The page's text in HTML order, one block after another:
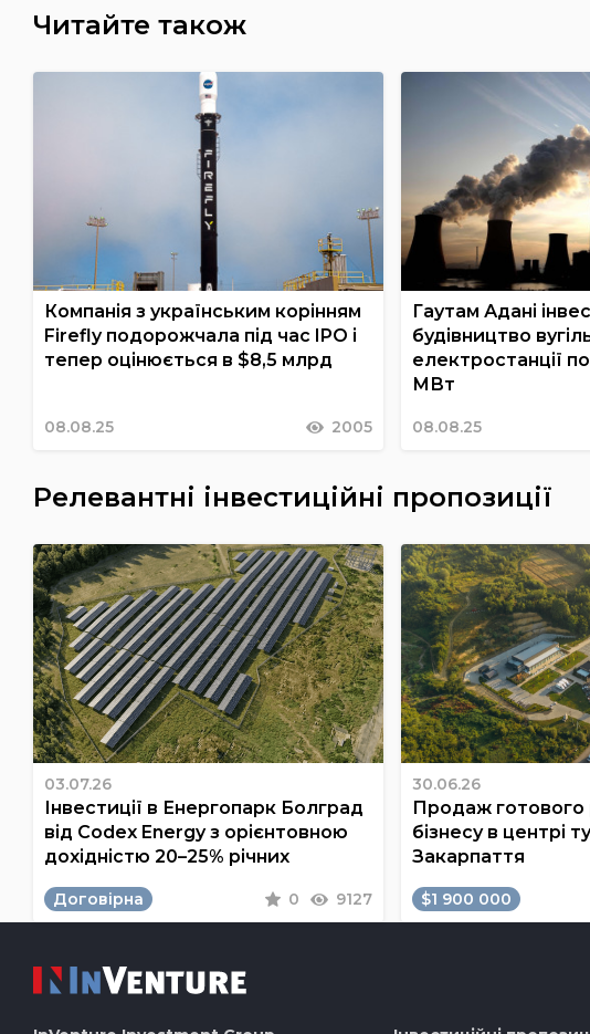
Читайте також
Компанія з українським корінням
Firefly подорожчала під час IPO і
тепер оцінюється в $8,5 млрд
08.08.25 2005
Гаутам Адані
будівництво
електростанції
МВт
08.08.25
Релевантні інвестиційні пропозиції
03.07.26
Інвестиції в Енергопарк Болград
від Codex Energy з орієнтовною
дохідністю 20–25% річних
Договірна 0 9127
30.06.26
Продаж готового
бізнесу в центрі
Закарпаття
$1 900 000